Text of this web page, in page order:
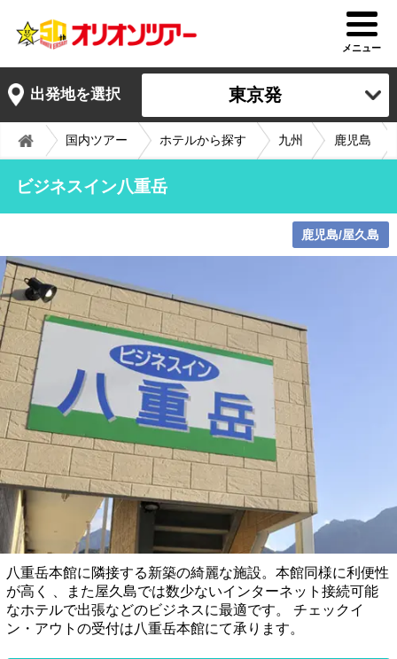
メニュー
出発地を選択 東京発
国内ツアー ホテルから探す 九州 鹿児島
ビジネスイン八重岳
鹿児島/屋久島
八重岳本館に隣接する新築の綺麗な施設。本館同様に利便性
が高く 、また屋久島では数少ないインターネット接続可能
なホテルで出張などのビジネスに最適です。 チェックイ
ン・アウトの受付は八重岳本館にて承ります。